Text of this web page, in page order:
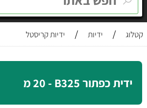
קטלוג / ידיות / ידיות קריסטל
ידית כפתור B325 - ‏20 מ